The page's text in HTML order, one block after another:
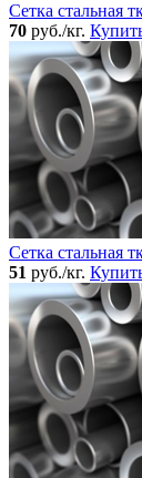
Сетка стальная
70 руб./кг.
Сетка стальная
51 руб./кг.